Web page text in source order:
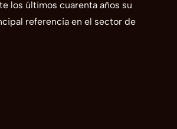
los últimos cuarenta años su
referencia en el sector de